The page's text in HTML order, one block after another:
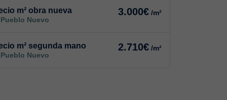
m² obra nueva
Nuevo
3.000€ /m²
m² segunda mano
Nuevo
2.710€ /m²